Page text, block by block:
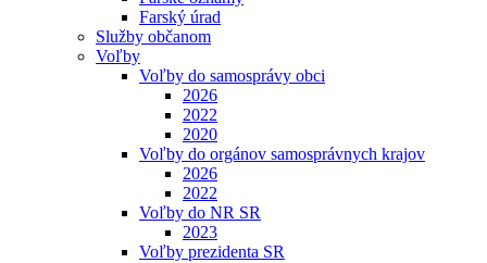
Farský úrad
Služby občanom
Voľby
Voľby do samosprávy obci
2026
2022
2020
Voľby do orgánov samosprávnych krajov
2026
2022
Voľby do NR SR
2023
Voľby prezidenta SR